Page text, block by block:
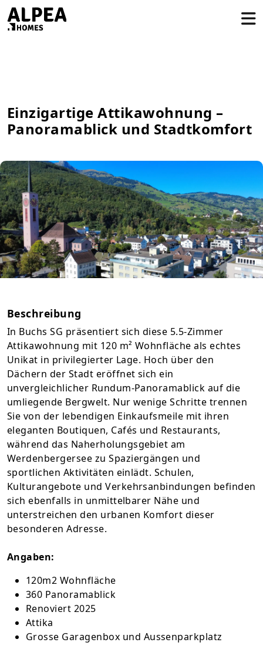
Einzigartige Attikawohnung –
Panoramablick und Stadtkomfort
Beschreibung
In Buchs SG präsentiert sich diese 5.5-Zimmer
Attikawohnung mit 120 m² Wohnfläche als echtes
Unikat in privilegierter Lage. Hoch über den
Dächern der Stadt eröffnet sich ein
unvergleichlicher Rundum-Panoramablick auf die
umliegende Bergwelt. Nur wenige Schritte trennen
Sie von der lebendigen Einkaufsmeile mit ihren
eleganten Boutiquen, Cafés und Restaurants,
während das Naherholungsgebiet am
Werdenbergersee zu Spaziergängen und
sportlichen Aktivitäten einlädt. Schulen,
Kulturangebote und Verkehrsanbindungen befinden
sich ebenfalls in unmittelbarer Nähe und
unterstreichen den urbanen Komfort dieser
besonderen Adresse.
Angaben:
120m2 Wohnfläche
360 Panoramablick
Renoviert 2025
Attika
Grosse Garagenbox und Aussenparkplatz